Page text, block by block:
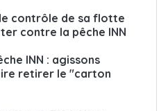
contrôle de sa flotte
contre la pêche INN
INN : agissons
retirer le "carton